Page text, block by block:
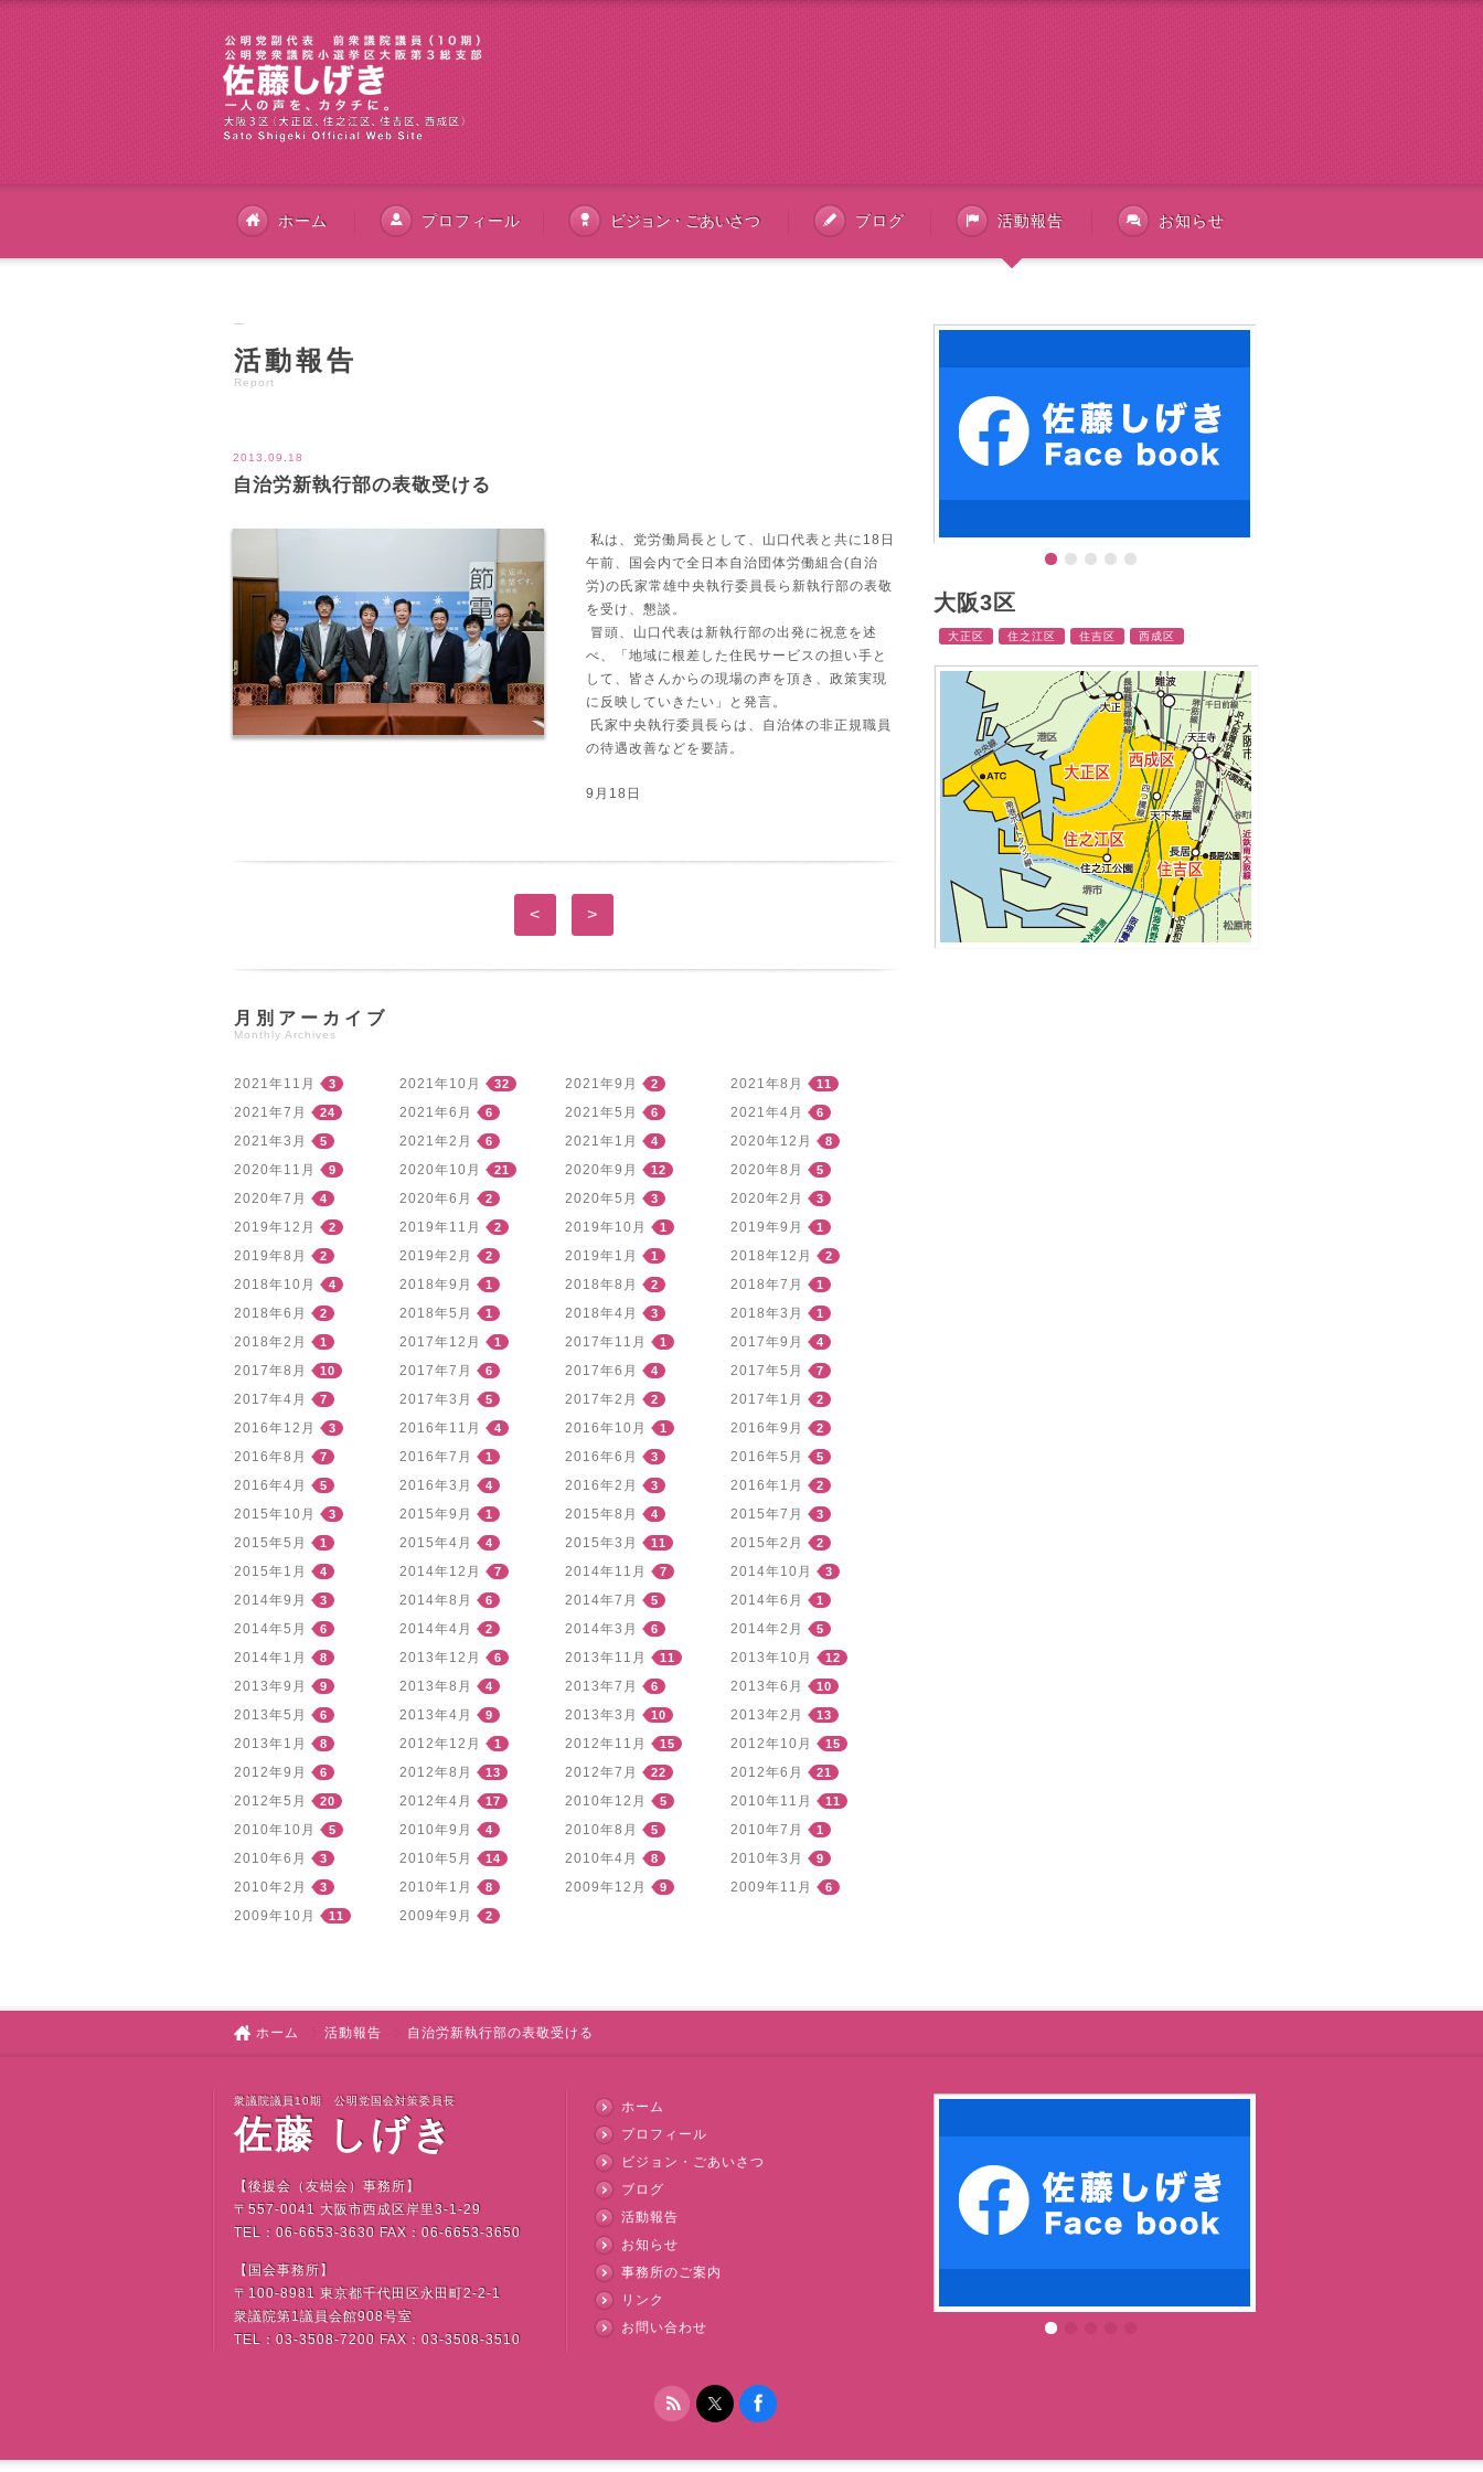
ホーム プロフィール ビジョン・ごあいさつ ブログ 活動報告 お知らせ
活動報告
Report
2013.09.18
自治労新執行部の表敬受ける
私は、党労働局長として、山口代表と共に18日
午前、国会内で全日本自治団体労働組合(自治
労)の氏家常雄中央執行委員長ら新執行部の表敬
を受け、懇談。
冒頭、山口代表は新執行部の出発に祝意を述
べ、「地域に根差した住民サービスの担い手と
して、皆さんからの現場の声を頂き、政策実現
に反映していきたい」と発言。
氏家中央執行委員長らは、自治体の非正規職員
の待遇改善などを要請。
9月18日
< >
月別アーカイブ
Monthly Archives
2021年11月 3 2021年10月 32 2021年9月 2 2021年8月 11
2021年7月 24 2021年6月 6 2021年5月 6 2021年4月 6
2021年3月 5 2021年2月 6 2021年1月 4 2020年12月 8
2020年11月 9 2020年10月 21 2020年9月 12 2020年8月 5
2020年7月 4 2020年6月 2 2020年5月 3 2020年2月 3
2019年12月 2 2019年11月 2 2019年10月 1 2019年9月 1
2019年8月 2 2019年2月 2 2019年1月 1 2018年12月 2
2018年10月 4 2018年9月 1 2018年8月 2 2018年7月 1
2018年6月 2 2018年5月 1 2018年4月 3 2018年3月 1
2018年2月 1 2017年12月 1 2017年11月 1 2017年9月 4
2017年8月 10 2017年7月 6 2017年6月 4 2017年5月 7
2017年4月 7 2017年3月 5 2017年2月 2 2017年1月 2
2016年12月 3 2016年11月 4 2016年10月 1 2016年9月 2
2016年8月 7 2016年7月 1 2016年6月 3 2016年5月 5
2016年4月 5 2016年3月 4 2016年2月 3 2016年1月 2
2015年10月 3 2015年9月 1 2015年8月 4 2015年7月 3
2015年5月 1 2015年4月 4 2015年3月 11 2015年2月 2
2015年1月 4 2014年12月 7 2014年11月 7 2014年10月 3
2014年9月 3 2014年8月 6 2014年7月 5 2014年6月 1
2014年5月 6 2014年4月 2 2014年3月 6 2014年2月 5
2014年1月 8 2013年12月 6 2013年11月 11 2013年10月 12
2013年9月 9 2013年8月 4 2013年7月 6 2013年6月 10
2013年5月 6 2013年4月 9 2013年3月 10 2013年2月 13
2013年1月 8 2012年12月 1 2012年11月 15 2012年10月 15
2012年9月 6 2012年8月 13 2012年7月 22 2012年6月 21
2012年5月 20 2012年4月 17 2010年12月 5 2010年11月 11
2010年10月 5 2010年9月 4 2010年8月 5 2010年7月 1
2010年6月 3 2010年5月 14 2010年4月 8 2010年3月 9
2010年2月 3 2010年1月 8 2009年12月 9 2009年11月 6
2009年10月 11 2009年9月 2
大阪3区
大正区 住之江区 住吉区 西成区
ホーム 活動報告 自治労新執行部の表敬受ける
ホーム
プロフィール
ビジョン・ごあいさつ
ブログ
活動報告
お知らせ
事務所のご案内
リンク
お問い合わせ
衆議院議員10期 公明党国会対策委員長
佐藤 しげき
【後援会（友樹会）事務所】
〒 557-0041 大阪市西成区岸里3-1-29
TEL ： 06-6653-3630 FAX ： 06-6653-3650
【国会事務所】
〒 100-8981 東京都千代田区永田町2-2-1
衆議院第1議員会館908号室
TEL ： 03-3508-7200 FAX ： 03-3508-3510